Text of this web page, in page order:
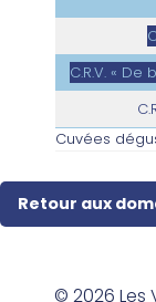
C.R.V. «
Cuvées
Retour aux
© 2026 Les